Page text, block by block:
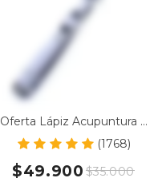
Oferta Lápiz Acupuntura 3
en 1
(1768)
$49.900 $35.000